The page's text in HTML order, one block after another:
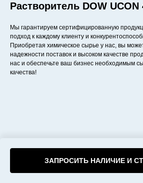
Растворитель DOW UCON
ЗАПРОСИТЬ НАЛИЧИЕ И
Мы гарантируем сертифицированную
подход к каждому клиенту и
Приобретая химическое сырье у нас, вы
надежности поставок и высоком качестве
нас и обеспечьте ваш бизнес необходимым
качества!